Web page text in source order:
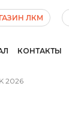
ЛКМ
КОНТАКТЫ
2026